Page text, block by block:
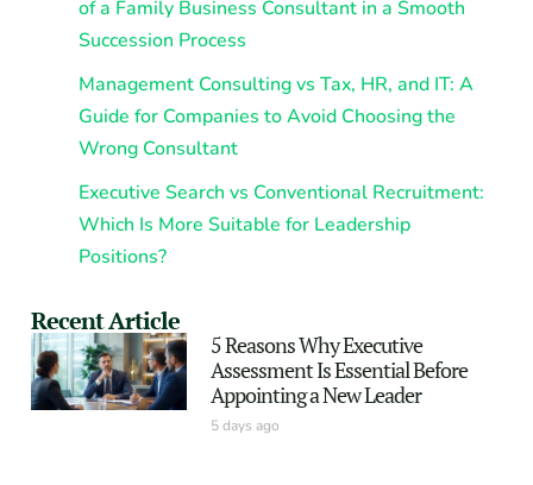
of a Family Business Consultant in a Smooth
Succession Process
Management Consulting vs Tax, HR, and IT: A
Guide for Companies to Avoid Choosing the
Wrong Consultant
Executive Search vs Conventional Recruitment:
Which Is More Suitable for Leadership
Positions?
Recent Article
5 Reasons Why Executive
Assessment Is Essential Before
Appointing a New Leader
5 days ago